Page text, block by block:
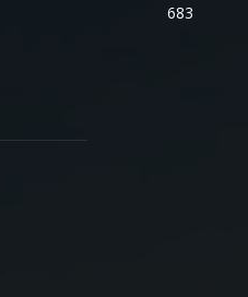
683